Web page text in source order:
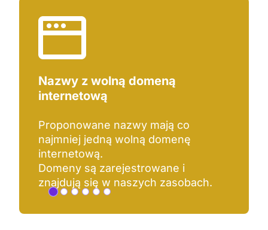
Jak wybrać najlepszą nazwę?
a następnie porównaj.
Poproś też znajomych, aby pomogli
Ci w wyborze.